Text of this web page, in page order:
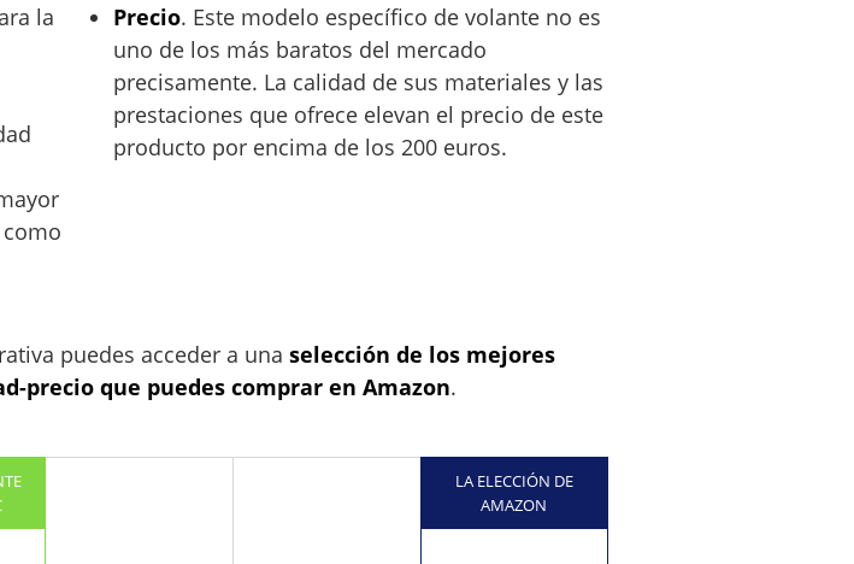
la
Precio. Este modelo específico de volante no es
uno de los más baratos del mercado
precisamente. La calidad de sus materiales y las
prestaciones que ofrece elevan el precio de este
producto por encima de los 200 euros.
puedes acceder a una selección de los mejores
precio que puedes comprar en Amazon.
LA ELECCIÓN DE
AMAZON